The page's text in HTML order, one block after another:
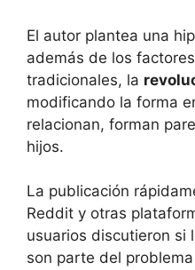
El autor plantea una
además de los
tradicionales, la
modificando la forma
relacionan, forman
hijos.
La publicación
Reddit y otras
usuarios discutieron si
son parte del